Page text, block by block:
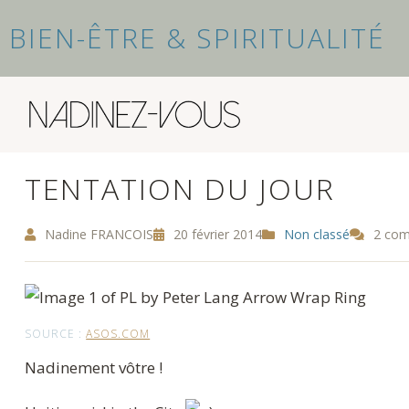
BIEN-ÊTRE & SPIRITUALITÉ
TENTATION DU JOUR
Nadine FRANCOIS 20 février 2014 Non classé 2
SOURCE :ASOS.COM
Nadinement vôtre !